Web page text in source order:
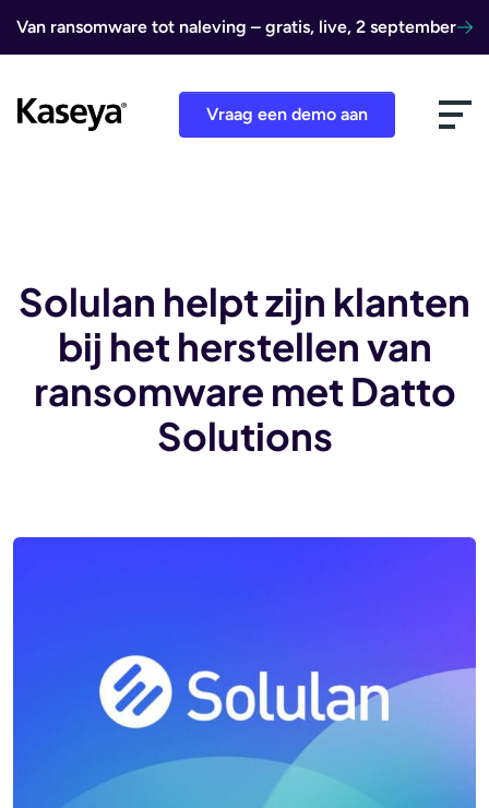
Van ransomware tot naleving – gratis, live, 2 september
Vraag een demo aan
Solulan helpt zijn klanten
bij het herstellen van
ransomware met Datto
Solutions